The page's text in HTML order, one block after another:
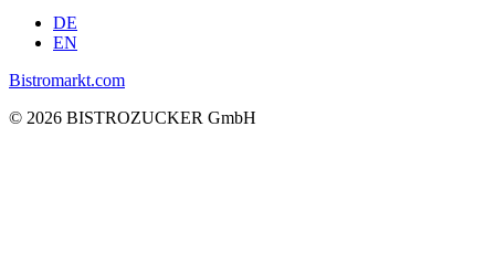
DE
EN
Bistromarkt.com
© 2026 BISTROZUCKER GmbH